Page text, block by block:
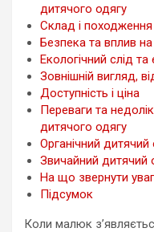
дитячого одягу
Склад і походження
Безпека та вплив
Екологічний слід
Зовнішній вигляд,
Доступність і ціна
Переваги та
дитячого одягу
Органічний
Звичайний дитячий
На що звернути
Підсумок
Коли малюк